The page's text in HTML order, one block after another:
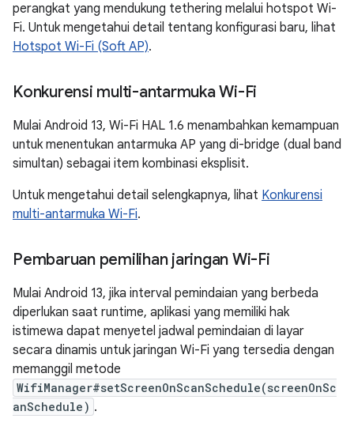
perangkat yang mendukung tethering melalui hotspot Wi-
Fi. Untuk mengetahui detail tentang konfigurasi baru, lihat
Hotspot Wi-Fi (Soft AP).
Konkurensi multi-antarmuka Wi-Fi
Mulai Android 13, Wi-Fi HAL 1.6 menambahkan kemampuan
untuk menentukan antarmuka AP yang di-bridge (dual band
simultan) sebagai item kombinasi eksplisit.
Untuk mengetahui detail selengkapnya, lihat Konkurensi
multi-antarmuka Wi-Fi.
Pembaruan pemilihan jaringan Wi-Fi
Mulai Android 13, jika interval pemindaian yang berbeda
diperlukan saat runtime, aplikasi yang memiliki hak
istimewa dapat menyetel jadwal pemindaian di layar
secara dinamis untuk jaringan Wi-Fi yang tersedia dengan
memanggil metode
WifiManager#setScreenOnScanSchedule(screenOnSc
anSchedule) .